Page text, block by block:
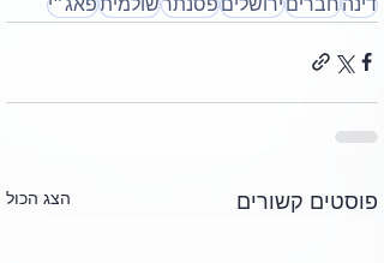
פוסטים קשורים הצג הכול